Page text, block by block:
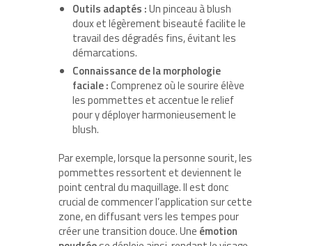
Outils adaptés :Un pinceau à blush
doux et légèrement biseauté facilite le
travail des dégradés fins, évitant les
démarcations.
Connaissance de la morphologie
faciale :Comprenez où le sourire élève
les pommettes et accentue le relief
pour y déployer harmonieusement le
blush.
Par exemple, lorsque la personne sourit, les
pommettes ressortent et deviennent le
point central du maquillage. Il est donc
crucial de commencer l’application sur cette
zone, en diffusant vers les tempes pour
créer une transition douce. Une émotion